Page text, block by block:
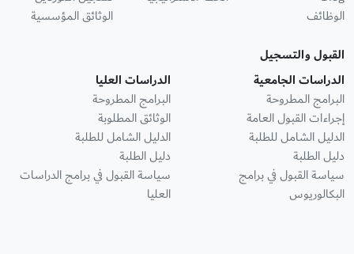
الوظائف
الوثائق المؤسسية
القبول والتسجيل
الدراسات الجامعية
البرامج المطروحة
إجراءات القبول العامة
الدليل الشامل للطلبة
دليل الطلبة
سياسة القبول في برامج
البكالوريوس
الدراسات العليا
البرامج المطروحة
الوثائق المطلوبة
الدليل الشامل للطلبة
دليل الطلبة
سياسة القبول في برامج الدراسات
العليا